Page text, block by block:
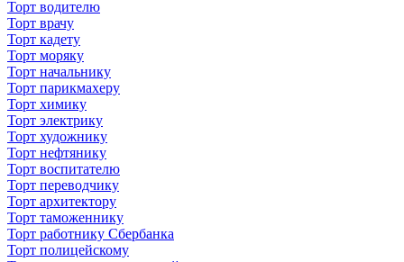
Торт водителю
Торт врачу
Торт кадету
Торт моряку
Торт начальнику
Торт парикмахеру
Торт химику
Торт электрику
Торт художнику
Торт нефтянику
Торт воспитателю
Торт переводчику
Торт архитектору
Торт таможеннику
Торт работнику Сбербанка
Торт полицейскому